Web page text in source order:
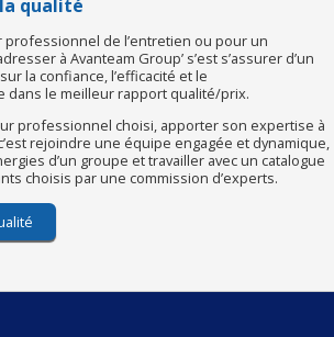
qualité
de l’entretien ou pour un
à Avanteam Group’ s’est s’assurer d’un
la confiance, l’efficacité et le
dans le meilleur rapport qualité/prix.
professionnel choisi, apporter son expertise à
rejoindre une équipe engagée et dynamique,
d’un groupe et travailler avec un catalogue
choisis par une commission d’experts.